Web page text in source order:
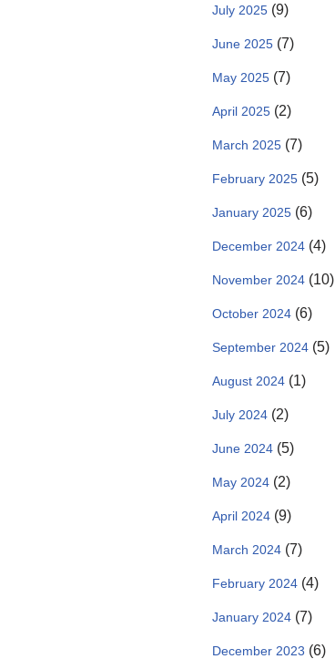
July 2025 (9)
June 2025 (7)
May 2025 (7)
April 2025 (2)
March 2025 (7)
February 2025 (5)
January 2025 (6)
December 2024 (4)
November 2024 (10)
October 2024 (6)
September 2024 (5)
August 2024 (1)
July 2024 (2)
June 2024 (5)
May 2024 (2)
April 2024 (9)
March 2024 (7)
February 2024 (4)
January 2024 (7)
December 2023 (6)